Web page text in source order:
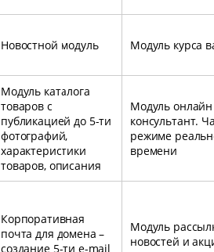
Новостной модуль Модуль курса
Модуль каталога
товаров с
публикацией до 5-ти
фотографий,
характеристики
товаров, описания
Модуль онлайн
консультант.
режиме
времени
Корпоративная
почта для домена –
создание 5-ти e-mail
Модуль
новостей и